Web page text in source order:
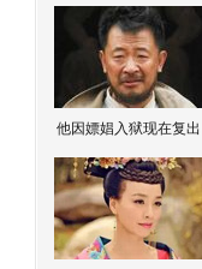
他因嫖娼入狱现在复出